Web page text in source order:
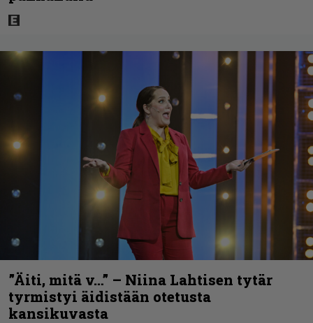
”Äiti, mitä v…” – Niina Lahtisen tytär
tyrmistyi äidistään otetusta
kansikuvasta